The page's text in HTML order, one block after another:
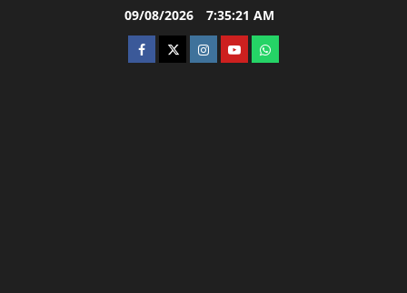
09/08/2026 7:35:22 AM
facebooktwitterinstagram.com
youtubewhatsapp